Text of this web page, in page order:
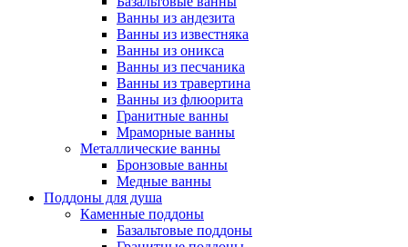
Ванны из андезита
Ванны из известняка
Ванны из оникса
Ванны из песчаника
Ванны из травертина
Ванны из флюорита
Гранитные ванны
Мраморные ванны
Металлические ванны
Бронзовые ванны
Медные ванны
Поддоны для душа
Каменные поддоны
Базальтовые поддоны